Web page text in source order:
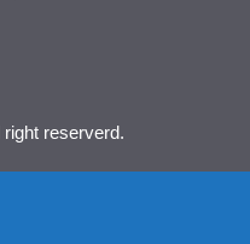
reserverd.